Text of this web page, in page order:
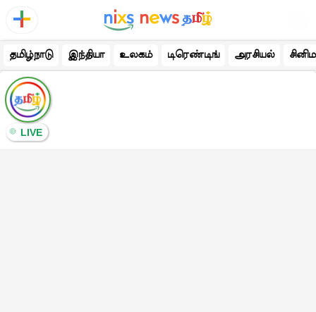
தமிழ்நாடு இந்தியா உலகம் டிரெண்டிங் அரசியல்
LIVE